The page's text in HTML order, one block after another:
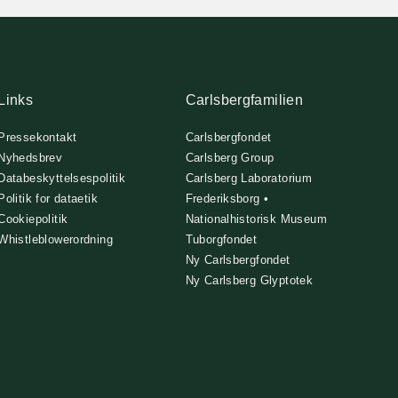
for dataetik
Carlsbergfamilien
Carlsbergfondet
Carlsberg Group
Carlsberg Laboratorium
Frederiksborg •
Nationalhistorisk Museum
Tuborgfondet
Ny Carlsbergfondet
Ny Carlsberg Glyptotek